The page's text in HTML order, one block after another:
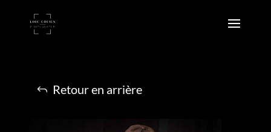
Retour en arrière